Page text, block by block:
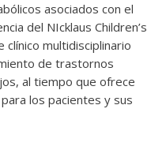
asociados con el
del NIcklaus Children’s
clínico multidisciplinario
de trastornos
al tiempo que ofrece
los pacientes y sus